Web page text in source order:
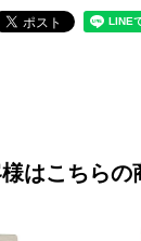
はこちらの